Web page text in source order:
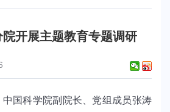
开展主题教育专题调研
科学院副院长、党组成员张涛